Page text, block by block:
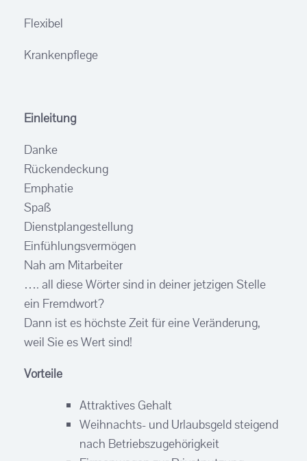
Flexibel
Krankenpflege
Einleitung
Danke
Rückendeckung
Emphatie
Spaß
Dienstplangestellung
Einfühlungsvermögen
Nah am Mitarbeiter
…. all diese Wörter sind in deiner jetzigen Stelle
ein Fremdwort?
Dann ist es höchste Zeit für eine Veränderung,
weil Sie es Wert sind!
Vorteile
Attraktives Gehalt
Weihnachts- und Urlaubsgeld steigend
nach Betriebszugehörigkeit